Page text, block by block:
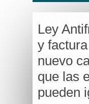
Ley
y
nuevo
que las
pueden